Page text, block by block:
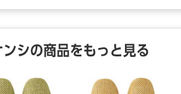
ンシの商品をもっと見る